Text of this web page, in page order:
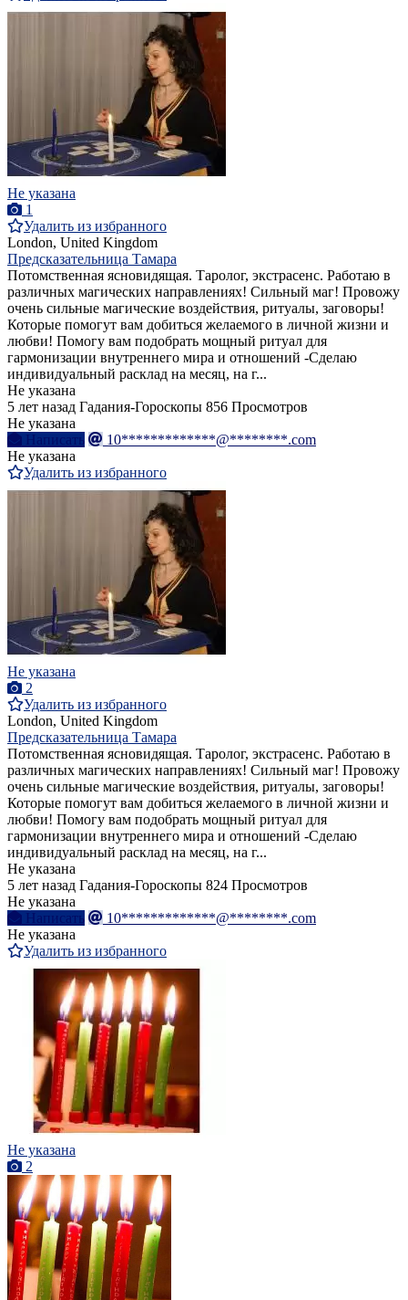
Не указана
1
Удалить из избранного
London, United Kingdom
Предсказательница Тамара
Потомственная ясновидящая. Таролог, экстрасенс. Работаю в
различных магических направлениях! Сильный маг! Провожу
очень сильные магические воздействия, ритуалы, заговоры!
Которые помогут вам добиться желаемого в личной жизни и
любви! Помогу вам подобрать мощный ритуал для
гармонизации внутреннего мира и отношений -Сделаю
индивидуальный расклад на месяц, на г...
Не указана
5 лет назад Гадания-Гороскопы 856 Просмотров
Не указана
Написать
10*************@********.com
Не указана
Удалить из избранного
Не указана
2
Удалить из избранного
London, United Kingdom
Предсказательница Тамара
Потомственная ясновидящая. Таролог, экстрасенс. Работаю в
различных магических направлениях! Сильный маг! Провожу
очень сильные магические воздействия, ритуалы, заговоры!
Которые помогут вам добиться желаемого в личной жизни и
любви! Помогу вам подобрать мощный ритуал для
гармонизации внутреннего мира и отношений -Сделаю
индивидуальный расклад на месяц, на г...
Не указана
5 лет назад Гадания-Гороскопы 824 Просмотров
Не указана
Написать
10*************@********.com
Не указана
Удалить из избранного
Не указана
2